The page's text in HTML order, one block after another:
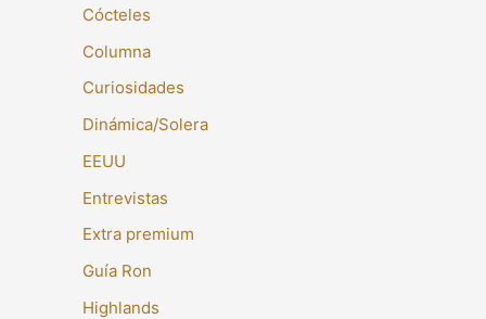
Cócteles
Columna
Curiosidades
Dinámica/Solera
EEUU
Entrevistas
Extra premium
Guía Ron
Highlands